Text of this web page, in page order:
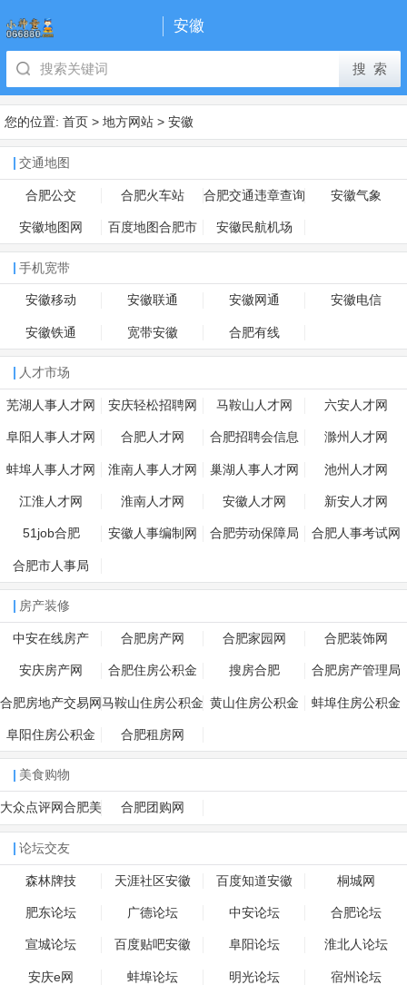
安徽
您的位置: 首页 > 地方网站 > 安徽
交通地图
合肥公交 合肥火车站 合肥交通违章查询 安徽气象
安徽地图网 百度地图合肥市 安徽民航机场
手机宽带
安徽移动 安徽联通 安徽网通 安徽电信
安徽铁通 宽带安徽 合肥有线
人才市场
芜湖人事人才网 安庆轻松招聘网 马鞍山人才网 六安人才网
阜阳人事人才网 合肥人才网 合肥招聘会信息 滁州人才网
蚌埠人事人才网 淮南人事人才网 巢湖人事人才网 池州人才网
江淮人才网 淮南人才网 安徽人才网 新安人才网
51job合肥 安徽人事编制网 合肥劳动保障局 合肥人事考试网
合肥市人事局
房产装修
中安在线房产 合肥房产网 合肥家园网 合肥装饰网
安庆房产网 合肥住房公积金 搜房合肥 合肥房产管理局
合肥房地产交易网马鞍山住房公积金 黄山住房公积金 蚌埠住房公积金
阜阳住房公积金 合肥租房网
美食购物
大众点评网合肥美
食
合肥团购网
论坛交友
森林牌技 天涯社区安徽 百度知道安徽 桐城网
肥东论坛 广德论坛 中安论坛 合肥论坛
宣城论坛 百度贴吧安徽 阜阳论坛 淮北人论坛
安庆e网 蚌埠论坛 明光论坛 宿州论坛